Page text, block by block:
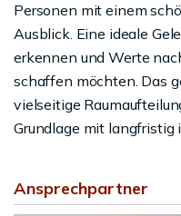
Personen mit einem
Ausblick. Eine ideale
erkennen und Werte
schaffen möchten. Das
vielseitige
Grundlage mit
Ansprechpartner